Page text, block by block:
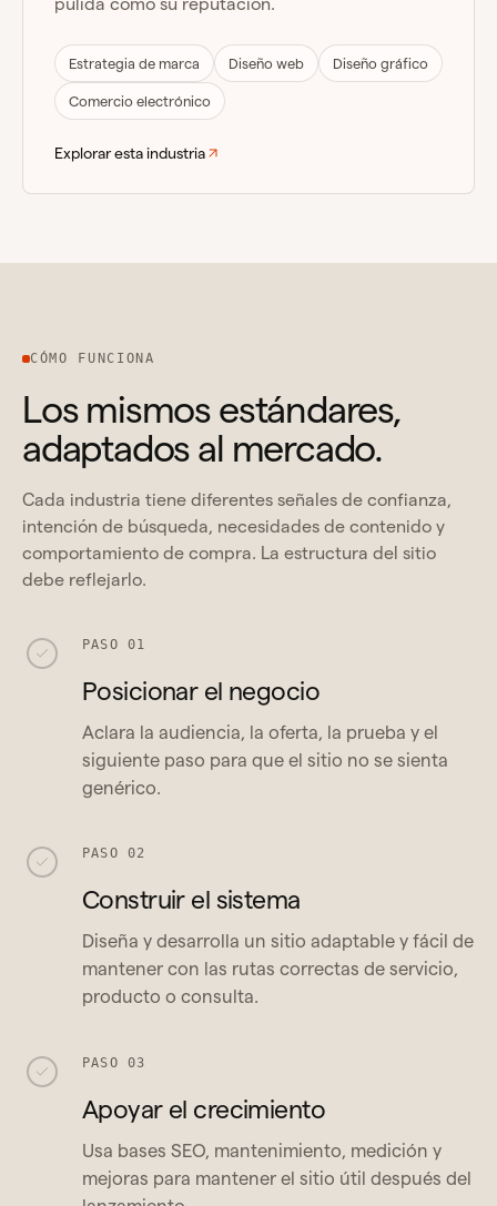
Estrategia de marca Diseño web Diseño gráfico
Comercio electrónico
Explorar esta industria
CÓMO FUNCIONA
Los mismos estándares,
adaptados al mercado.
Cada industria tiene diferentes señales de confianza,
intención de búsqueda, necesidades de contenido y
comportamiento de compra. La estructura del sitio
debe reflejarlo.
PASO 01
Posicionar el negocio
Aclara la audiencia, la oferta, la prueba y el
siguiente paso para que el sitio no se sienta
genérico.
PASO 02
Construir el sistema
Diseña y desarrolla un sitio adaptable y fácil de
mantener con las rutas correctas de servicio,
producto o consulta.
PASO 03
Apoyar el crecimiento
Usa bases SEO, mantenimiento, medición y
mejoras para mantener el sitio útil después del